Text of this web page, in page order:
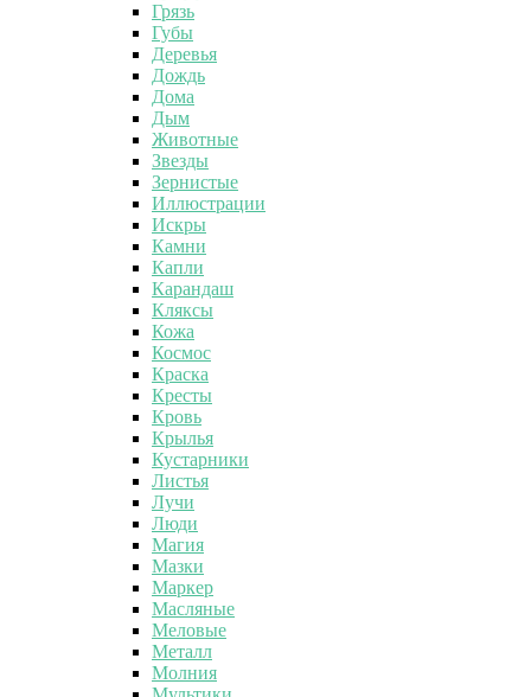
Грязь
Губы
Деревья
Дождь
Дома
Дым
Животные
Звезды
Зернистые
Иллюстрации
Искры
Камни
Капли
Карандаш
Кляксы
Кожа
Космос
Краска
Кресты
Кровь
Крылья
Кустарники
Листья
Лучи
Люди
Магия
Мазки
Маркер
Масляные
Меловые
Металл
Молния